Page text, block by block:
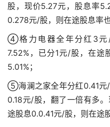
股，现价5.27元，股息率
0.278元/股，则在途股息率
④格力电器全年分红3元
7.52%，已分1元/股，在
5.01%；
⑤海澜之家全年分红0.41元
0.18元/股，翻了一倍有多
途股息0.0.41元/股，则在途